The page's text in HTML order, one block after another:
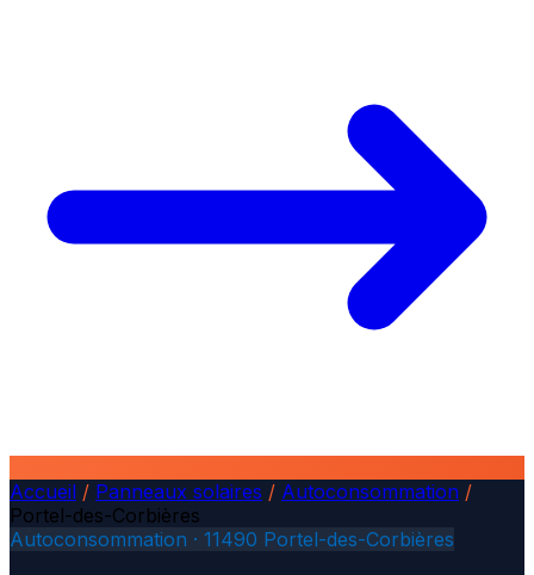
Accueil / Panneaux solaires / Autoconsommation /
Portel-des-Corbières
Autoconsommation · 11490 Portel-des-Corbières